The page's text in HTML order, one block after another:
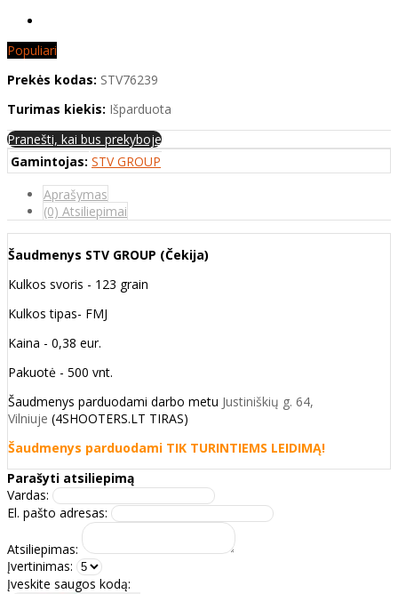
Populiari
Prekės kodas: STV76239
Turimas kiekis: Išparduota
Pranešti, kai bus prekyboje
Gamintojas: STV GROUP
Aprašymas
(0) Atsiliepimai
Šaudmenys STV GROUP (Čekija)
Kulkos svoris - 123 grain
Kulkos tipas- FMJ
Kaina - 0,38 eur.
Pakuotė - 500 vnt.
Šaudmenys parduodami darbo metu Justiniškių g. 64,
Vilniuje (4SHOOTERS.LT TIRAS)
Šaudmenys parduodami TIK TURINTIEMS LEIDIMĄ!
Parašyti atsiliepimą
Vardas:
El. pašto adresas:
Atsiliepimas:
Įvertinimas:
Įveskite saugos kodą: